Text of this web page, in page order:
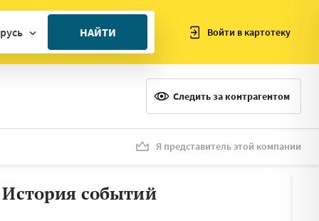
НАЙТИ Войти в картотеку
Следить за контрагентом
Я представитель этой компании
История событий